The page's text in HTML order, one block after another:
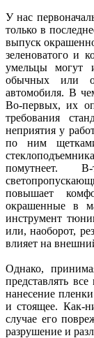
У нас
только в
выпуск
зеленоватого и
умельцы могут
обычных или
автомобиля. В
Во-первых, их
требования
неприятия у
по ним
помутнеет.
повышает
окрашенные в
инструмент
или, наоборот,
влияет на
Однако,
представлять
нанесение
и стоящее. Как-
случае его
разрушение и